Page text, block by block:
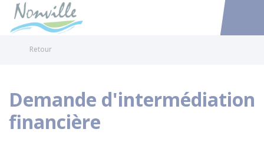
Accéder
Retour
Demande d'intermédiation
financière